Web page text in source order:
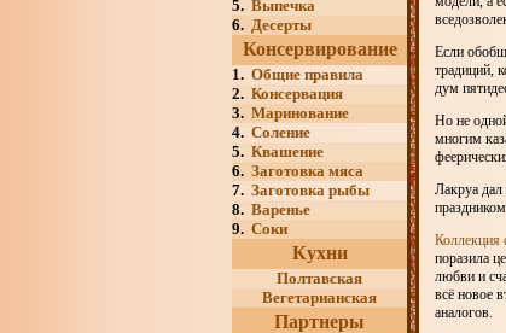
5. Выпечка
6. Десерты
Консервирование
1. Общие правила
2. Консервация
3. Маринование
4. Соление
5. Квашение
6. Заготовка мяса
7. Заготовка рыбы
8. Варенье
9. Соки
Кухни
Полтавская
Вегетарианская
Партнеры
Если
традиций,
дум
Но не
многим
Лакруа
Коллекция
поразила
любви и
всё новое
аналогов.